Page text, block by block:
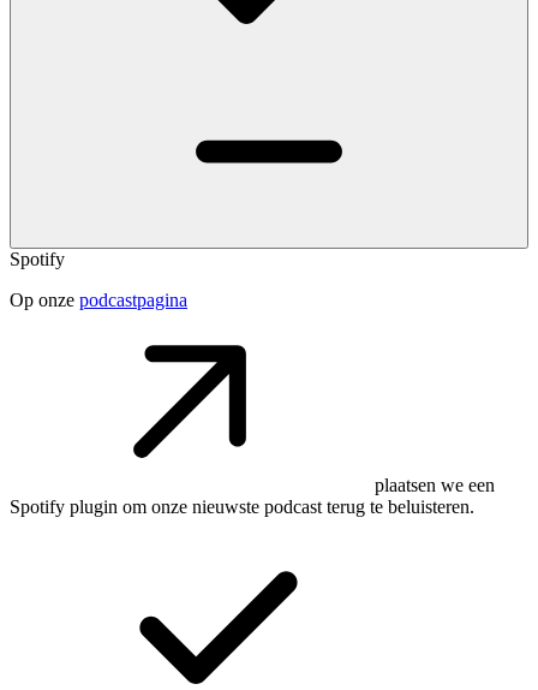
Spotify
Op onze podcastpagina
plaatsen we een
Spotify plugin om onze nieuwste podcast terug te beluisteren.